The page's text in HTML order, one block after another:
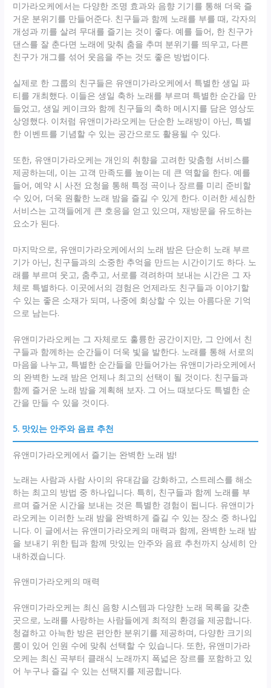
미가라오케에서는 다양한 조명 효과와 음향 기기를 통해 더욱 즐
거운 분위기를 만들어준다. 친구들과 함께 노래를 부를 때, 각자의
개성과 끼를 살려 무대를 즐기는 것이 좋다. 예를 들어, 한 친구가
댄스를 잘 춘다면 노래에 맞춰 춤을 추며 분위기를 띄우고, 다른
친구가 개그를 섞어 웃음을 주는 것도 좋은 방법이다.
실제로 한 그룹의 친구들은 유앤미가라오케에서 특별한 생일 파
티를 개최했다. 이들은 생일 축하 노래를 부르며 특별한 순간을 만
들었고, 생일 케이크와 함께 친구들의 축하 메시지를 담은 영상도
상영했다. 이처럼 유앤미가라오케는 단순한 노래방이 아닌, 특별
한 이벤트를 기념할 수 있는 공간으로도 활용될 수 있다.
또한, 유앤미가라오케는 개인의 취향을 고려한 맞춤형 서비스를
제공하는데, 이는 고객 만족도를 높이는 데 큰 역할을 한다. 예를
들어, 예약 시 사전 요청을 통해 특정 곡이나 장르를 미리 준비할
수 있어, 더욱 원활한 노래 밤을 즐길 수 있게 한다. 이러한 세심한
서비스는 고객들에게 큰 호응을 얻고 있으며, 재방문을 유도하는
요소가 된다.
마지막으로, 유앤미가라오케에서의 노래 밤은 단순히 노래 부르
기가 아닌, 친구들과의 소중한 추억을 만드는 시간이기도 하다. 노
래를 부르며 웃고, 춤추고, 서로를 격려하며 보내는 시간은 그 자
체로 특별하다. 이곳에서의 경험은 언제라도 친구들과 이야기할
수 있는 좋은 소재가 되며, 나중에 회상할 수 있는 아름다운 기억
으로 남는다.
유앤미가라오케는 그 자체로도 훌륭한 공간이지만, 그 안에서 친
구들과 함께하는 순간들이 더욱 빛을 발한다. 노래를 통해 서로의
마음을 나누고, 특별한 순간들을 만들어가는 유앤미가라오케에서
의 완벽한 노래 밤은 언제나 최고의 선택이 될 것이다. 친구들과
함께 즐거운 노래 밤을 계획해 보자. 그 어느 때보다도 특별한 순
간을 만들 수 있을 것이다.
5. 맛있는 안주와 음료 추천
유앤미가라오케에서 즐기는 완벽한 노래 밤!
노래는 사람과 사람 사이의 유대감을 강화하고, 스트레스를 해소
하는 최고의 방법 중 하나입니다. 특히, 친구들과 함께 노래를 부
르며 즐거운 시간을 보내는 것은 특별한 경험이 됩니다. 유앤미가
라오케는 이러한 노래 밤을 완벽하게 즐길 수 있는 장소 중 하나입
니다. 이 글에서는 유앤미가라오케의 매력과 함께, 완벽한 노래 밤
을 보내기 위한 팁과 함께 맛있는 안주와 음료 추천까지 상세히 안
내하겠습니다.
유앤미가라오케의 매력
유앤미가라오케는 최신 음향 시스템과 다양한 노래 목록을 갖춘
곳으로, 노래를 사랑하는 사람들에게 최적의 환경을 제공합니다.
청결하고 아늑한 방은 편안한 분위기를 제공하며, 다양한 크기의
룸이 있어 인원 수에 맞춰 선택할 수 있습니다. 또한, 유앤미가라
오케는 최신 곡부터 클래식 노래까지 폭넓은 장르를 포함하고 있
어 누구나 즐길 수 있는 선택지를 제공합니다.